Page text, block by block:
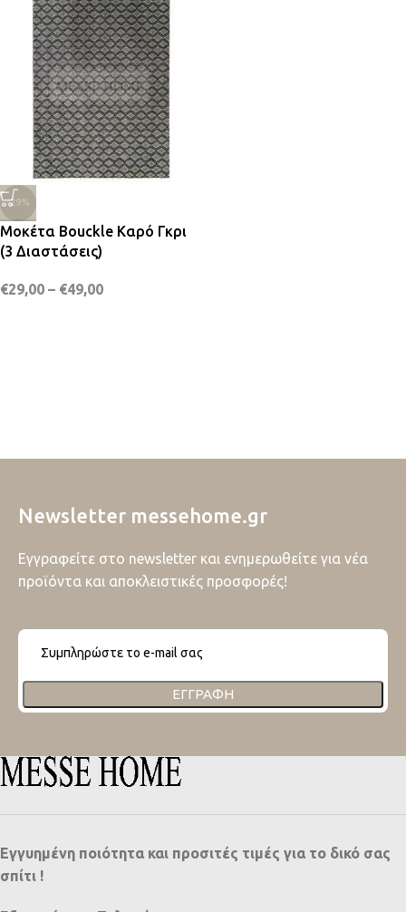
-29%
Μοκέτα Bouckle Καρό Γκρι
(3 Διαστάσεις)
€29,00 – €49,00
Newsletter messehome.gr
Εγγραφείτε στο newsletter και ενημερωθείτε για νέα
προϊόντα και αποκλειστικές προσφορές!
ΕΓΓΡΑΦΉ
Εγγυημένη ποιότητα και προσιτές τιμές για το δικό σας
σπίτι !